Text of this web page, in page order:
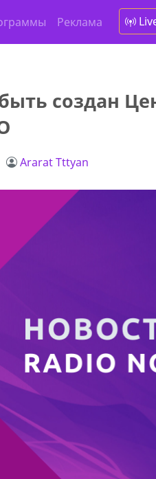
Реклама
создан
Ararat Tttyan
и в розницу в
22 47 42